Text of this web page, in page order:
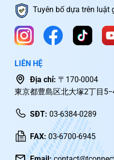
Tuyên bố dựa trên luật
LIÊN HỆ
Địa chỉ: 〒170-0004
東京都豊島区北大塚2丁目
SĐT: 03-6384-0289
FAX:03-6700-6945